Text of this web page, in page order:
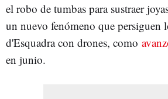
el robo de tumbas para sustraer
un nuevo fenómeno que persiguen
d'Esquadra con drones, como
en junio.